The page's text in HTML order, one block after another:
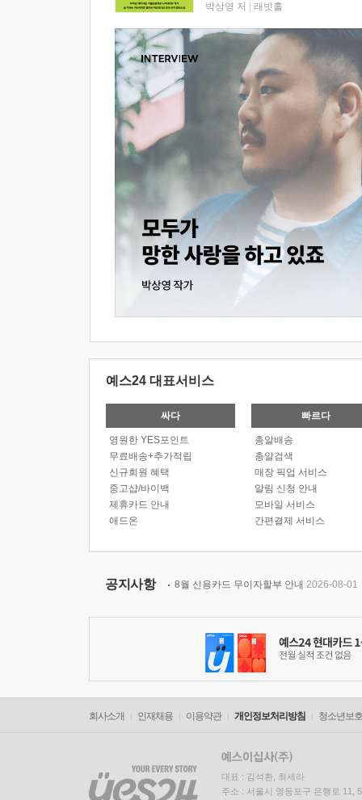
박상영 저 래빗홀
예스24 대표서비스
싸다
영원한 YES포인트
무료배송+추가적립
신규회원 혜택
중고샵/바이백
제휴카드 안내
애드온
빠르다
총알배송
총알검색
매장 픽업 서비스
알림 신청 안내
모바일 서비스
간편결제 서비스
공지사항 8월 신용카드 무이자할부 안내 2026-08-01
회사소개 인재채용 이용약관 개인정보처리방침 청소년보
대표 : 김석환, 최세라
주소 : 서울시 영등포구 은행로 11,